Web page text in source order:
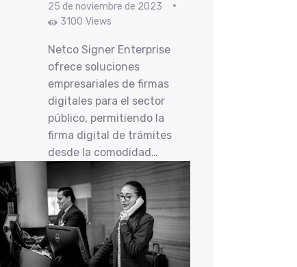
25 de noviembre de 2023
3100 Views
Netco Signer Enterprise
ofrece soluciones
empresariales de firmas
digitales para el sector
público, permitiendo la
firma digital de trámites
desde la comodidad…